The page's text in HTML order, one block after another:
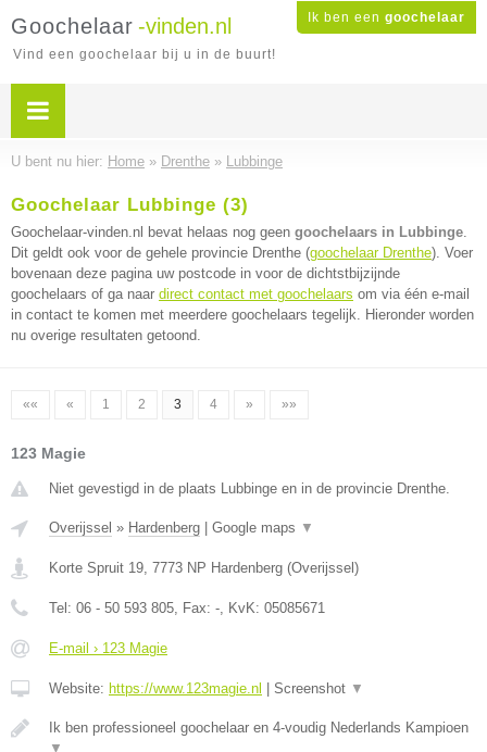
Ik ben een goochelaar
Goochelaar -vinden.nl
Vind een goochelaar bij u in de buurt!
U bent nu hier: Home » Drenthe » Lubbinge
Goochelaar Lubbinge (3)
Goochelaar-vinden.nl bevat helaas nog geen goochelaars in Lubbinge.
Dit geldt ook voor de gehele provincie Drenthe (goochelaar Drenthe). Voer
bovenaan deze pagina uw postcode in voor de dichtstbijzijnde
goochelaars of ga naar direct contact met goochelaars om via één e-mail
in contact te komen met meerdere goochelaars tegelijk. Hieronder worden
nu overige resultaten getoond.
«« « 1 2 3 4 » »»
123 Magie
Niet gevestigd in de plaats Lubbinge en in de provincie Drenthe.
Overijssel » Hardenberg Google maps ▼
Korte Spruit 19, 7773 NP Hardenberg (Overijssel )
Tel: 06 - 50 593 805, Fax: -, KvK: 05085671
E-mail › 123 Magie
Website: https://www.123magie.nl Screenshot ▼
Ik ben professioneel goochelaar en 4-voudig Nederlands Kampioen
▼